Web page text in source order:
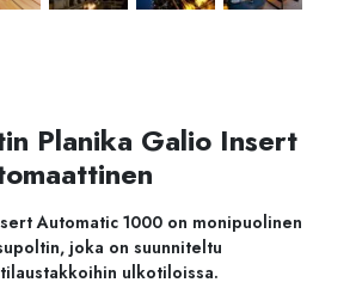
Planika Galio Insert
Automatic 1000 on monipuolinen
joka on suunniteltu
ulkotiloissa.